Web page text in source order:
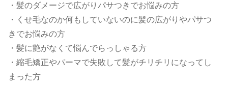
・髪のダメージで広がりパサつきでお悩みの方
・くせ毛なのか何もしていないのに髪の広がりやパサつ
きでお悩みの方
・髪に艶がなくて悩んでらっしゃる方
・縮毛矯正やパーマで失敗して髪がチリチリになってし
まった方